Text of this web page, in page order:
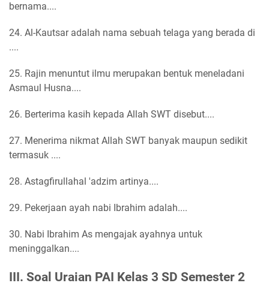
bernama....
24. Al-Kautsar adalah nama sebuah telaga yang berada di
....
25. Rajin menuntut ilmu merupakan bentuk meneladani
Asmaul Husna....
26. Berterima kasih kepada Allah SWT disebut....
27. Menerima nikmat Allah SWT banyak maupun sedikit
termasuk ....
28. Astagfirullahal 'adzim artinya....
29. Pekerjaan ayah nabi Ibrahim adalah....
30. Nabi Ibrahim As mengajak ayahnya untuk
meninggalkan....
III. Soal Uraian PAI Kelas 3 SD Semester 2